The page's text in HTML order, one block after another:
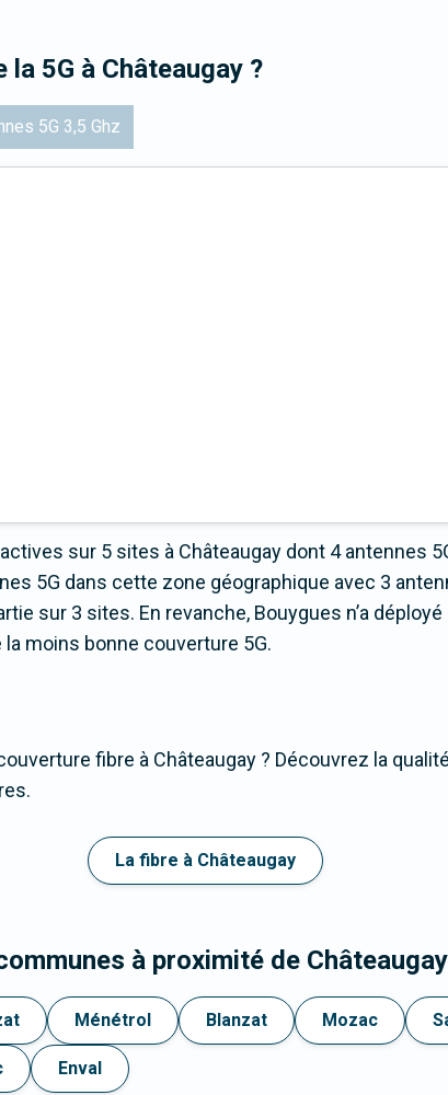
la 5G à Châteaugay ?
5G 3,5 Ghz
sur 5 sites à Châteaugay dont 4 antennes
5G dans cette zone géographique avec 3
sur 3 sites. En revanche, Bouygues n’a
moins bonne couverture 5G.
fibre à Châteaugay ? Découvrez la
La fibre à Châteaugay
à proximité de Châteaugay
Ménétrol Blanzat Mozac
Enval